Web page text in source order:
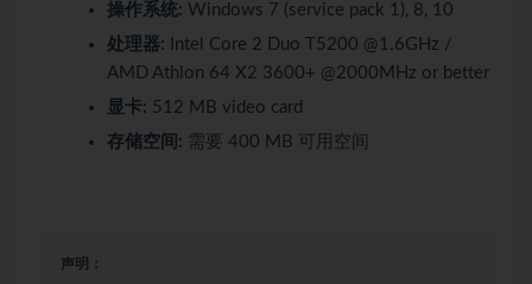
操作系统: Windows 7 (service pack 1), 8, 10
处理器: Intel Core 2 Duo T5200 @1.6GHz /
AMD Athlon 64 X2 3600+ @2000MHz or better
显卡: 512 MB video card
存储空间: 需要 400 MB 可用空间
声明：